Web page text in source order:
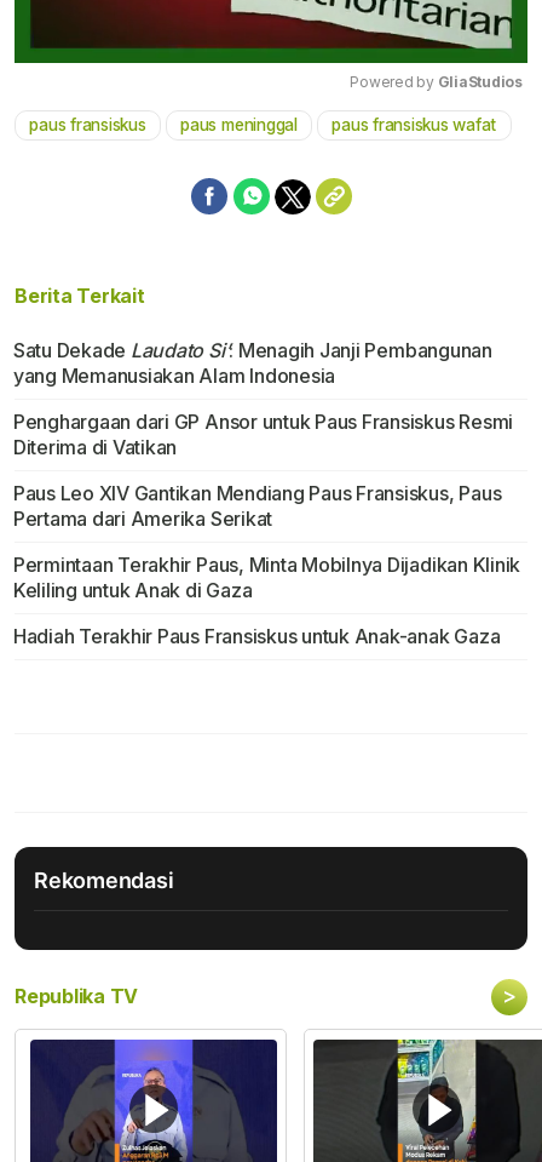
Mute
Powered by GliaStudios
paus fransiskus paus meninggal paus fransiskus wafat
Berita Terkait
Satu Dekade Laudato Si’: Menagih Janji Pembangunan
yang Memanusiakan Alam Indonesia
Penghargaan dari GP Ansor untuk Paus Fransiskus Resmi
Diterima di Vatikan
Paus Leo XIV Gantikan Mendiang Paus Fransiskus, Paus
Pertama dari Amerika Serikat
Permintaan Terakhir Paus, Minta Mobilnya Dijadikan Klinik
Keliling untuk Anak di Gaza
Hadiah Terakhir Paus Fransiskus untuk Anak-anak Gaza
Rekomendasi
Republika TV >